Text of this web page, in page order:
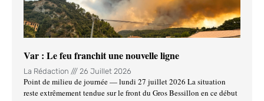
Var : Le feu franchit une nouvelle ligne
La Rédaction 26 Juillet 2026
Point de milieu de journée — lundi 27 juillet 2026 La situation
reste extrêmement tendue sur le front du Gros Bessillon en ce début